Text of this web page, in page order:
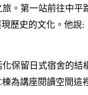
。第一站前往中平
歷史的文化。他
保留日式宿舍的
為講座閱讀空間